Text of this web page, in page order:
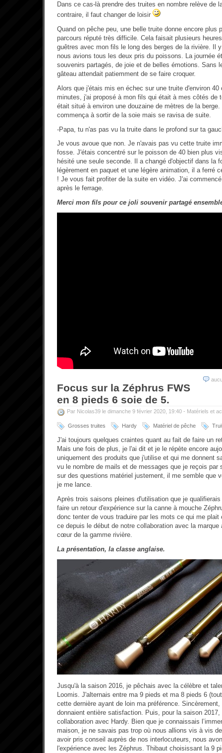
Dans ce cas-là prendre des truites en nombre relève de
contraire, il faut changer de loisir
Quand on pêche peu, une belle truite donne encore plus
parcours réputé très difficile. Cela faisait plusieurs
guêtres avec mon fils le long des berges de la rivière. Il
nous avions tous les deux pris du poissons. La journée
souvenirs partagés, de joie et de belles émotions. Sans
gâteau attendait patiemment de se faire croquer.
Alors que j'étais mis en échec sur une truite d'environ
minutes, j'ai proposé à mon fils qui était à mes côtés de
était situé à environ une douzaine de mètres de la
commença à sortir de la soie mais se ravisa de suite.
-Papa, tu n'as pas vu la truite dans le profond sur ta
Je vous avoue que non. Je n'avais pas vu cette truite
fosse. J'étais concentré sur le poisson de 40 bien plus
hésité une seule seconde. Il a changé d'objectif dans la
légèrement en paquet et une légère animation, il a ferré
! Je vous fait profiter de la suite en vidéo. J'ai
après le ferrage.
Merci mon fils pour ce joli souvenir partagé
Focus sur la Zéphrus FWS
en 8 pieds 6 soie de 5.
Par Nicolas39 le dimanche 9 février 2020, 19:40 - Matériels et
Grosses truites Hardy Matériel de pêche
J'ai toujours quelques craintes quant au fait de faire un
Mais une fois de plus, je l'ai dit et je le répète encore
uniquement des produits que j'utilise et qui me donnent
vu le nombre de mails et de messages que je reçois par
sur des questions matériel justement, il me semble que
je me lance.
Après trois saisons pleines d'utilisation que je
faire un retour d'expérience sur la canne à mouche
donc tenter de vous traduire par les mots ce qui me
ce depuis le début de notre collaboration avec la
cœur de la gamme rivière.
La présentation, la classe anglaise.
Jusqu'à la saison 2016, je pêchais avec la célèbre et
Loomis. J'alternais entre ma 9 pieds et ma 8 pieds 6
cette dernière ayant de loin ma préférence.
donnaient entière satisfaction. Puis, pour la saison
collaboration avec Hardy. Bien que je connaissais
maison, je ne savais pas trop où nous allions vis à vis
avoir pris conseil auprès de nos interlocuteurs, nous
l'expérience avec les Zéphrus. Thibaut choisissant la 9